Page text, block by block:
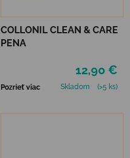
COLLONIL CLEAN & CARE
PENA
12,90 €
Pozrieť viac Skladom (>5 ks)